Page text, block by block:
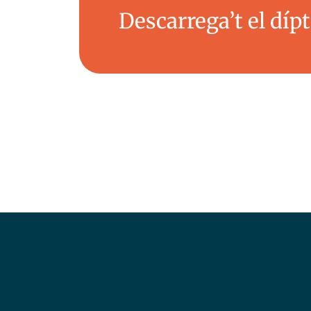
Descarrega’t el